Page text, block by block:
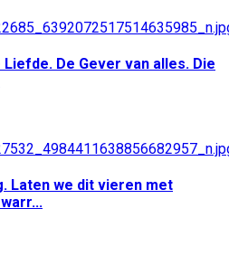
De Gever van alles. Die
Laten we dit vieren met